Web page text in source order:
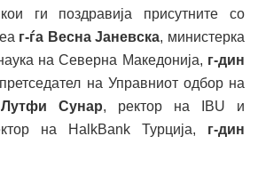
ги поздравија присутните со
г-ѓа Весна Јаневска, министерка
на Северна Македонија, г-дин
на Управниот одбор на
Сунар, ректор на IBU и
на HalkBank Турција, г-дин